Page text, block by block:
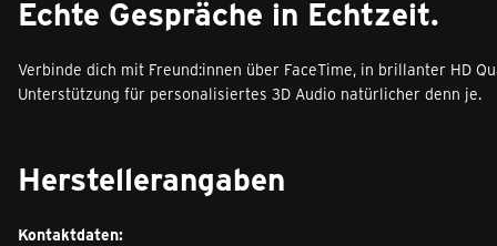
Echte Gespräche in Echtzeit.
Verbinde dich mit Freund:innen über FaceTime, in brillanter HD
Unterstützung für personali­siertes 3D Audio natürlicher denn je.
Herstellerangaben
Kontaktdaten: